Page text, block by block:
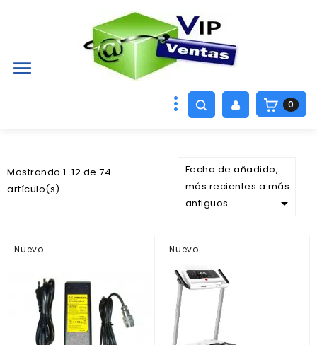

0
Fecha de añadido,
más recientes a más
antiguos

Mostrando 1-12 de 74
artículo(s)
Nuevo Nuevo